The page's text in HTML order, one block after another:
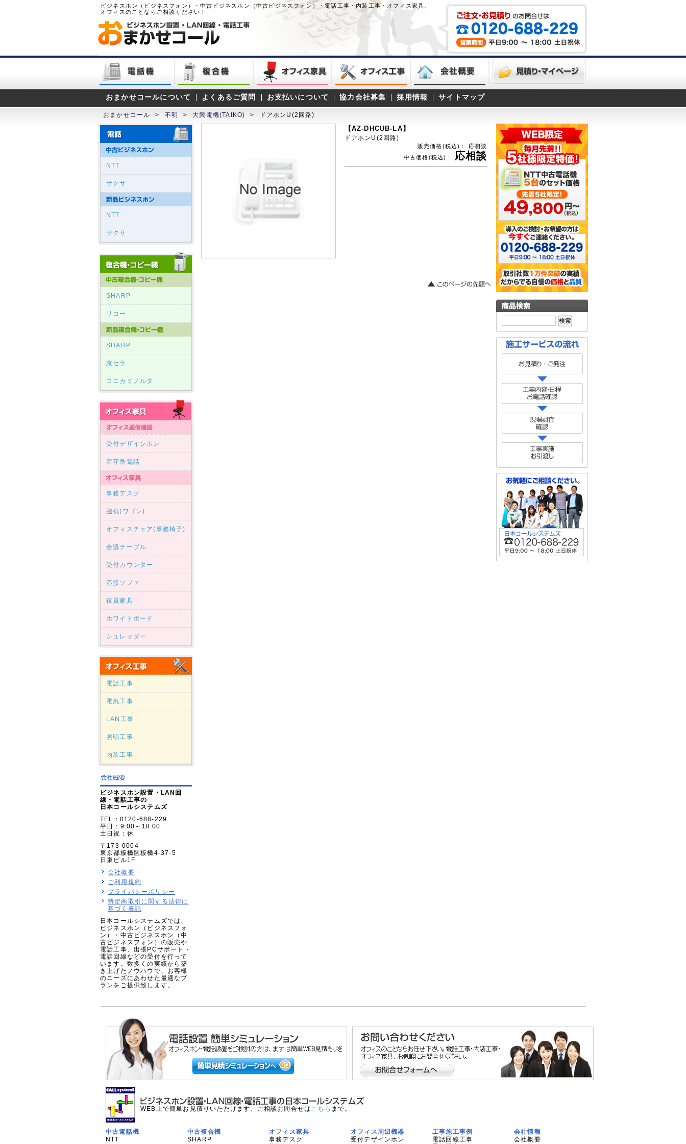
ビジネスホン（ビジネスフォン）・中古ビジネスホン（中古ビジネスフォン）・電話工事・内装工事・オフィス家具。
オフィスのことならご相談ください！
おまかせコールについて よくあるご質問 お支払いについて 協力会社募集 採用情報 サイトマップ
おまかせコール > 不明 > 大興電機(TAIKO) > ドアホンU(2回路)
NTT
サクサ
NTT
サクサ
SHARP
リコー
SHARP
京セラ
コニカミノルタ
受付デザインホン
留守番電話
事務デスク
脇机(ワゴン)
オフィスチェア(事務椅子)
会議テーブル
受付カウンター
応接ソファ
役員家具
ホワイトボード
シュレッダー
電話工事
電気工事
LAN工事
照明工事
内装工事
ビジネスホン設置・LAN回
線・電話工事の
日本コールシステムズ
TEL：0120-688-229
平日：9:00～18:00
土日祝：休
〒173-0004
東京都板橋区板橋4-37-5
日東ビル1F
会社概要
ご利用規約
プライバシーポリシー
特定商取引に関する法律に
基づく表記
日本コールシステムズでは、
ビジネスホン（ビジネスフォ
ン）・中古ビジネスホン（中
古ビジネスフォン）の販売や
電話工事、出張PCサポート・
電話回線などの受付を行って
います。数多くの実績から築
き上げたノウハウで、お客様
のニーズにあわせた最適なプ
ランをご提供致します。
【AZ-DHCUB-LA】
ドアホンU(2回路)
販売価格(税込)：
応相談
中古価格(税込)：
応相談
WEB上で簡単お見積りいただけます。ご相談お問合せは こちら まで。
中古電話機
NTT
中古複合機
SHARP
オフィス家具
事務デスク
オフィス周辺機器
受付デザインホン
工事施工事例
電話回線工事
会社情報
会社概要